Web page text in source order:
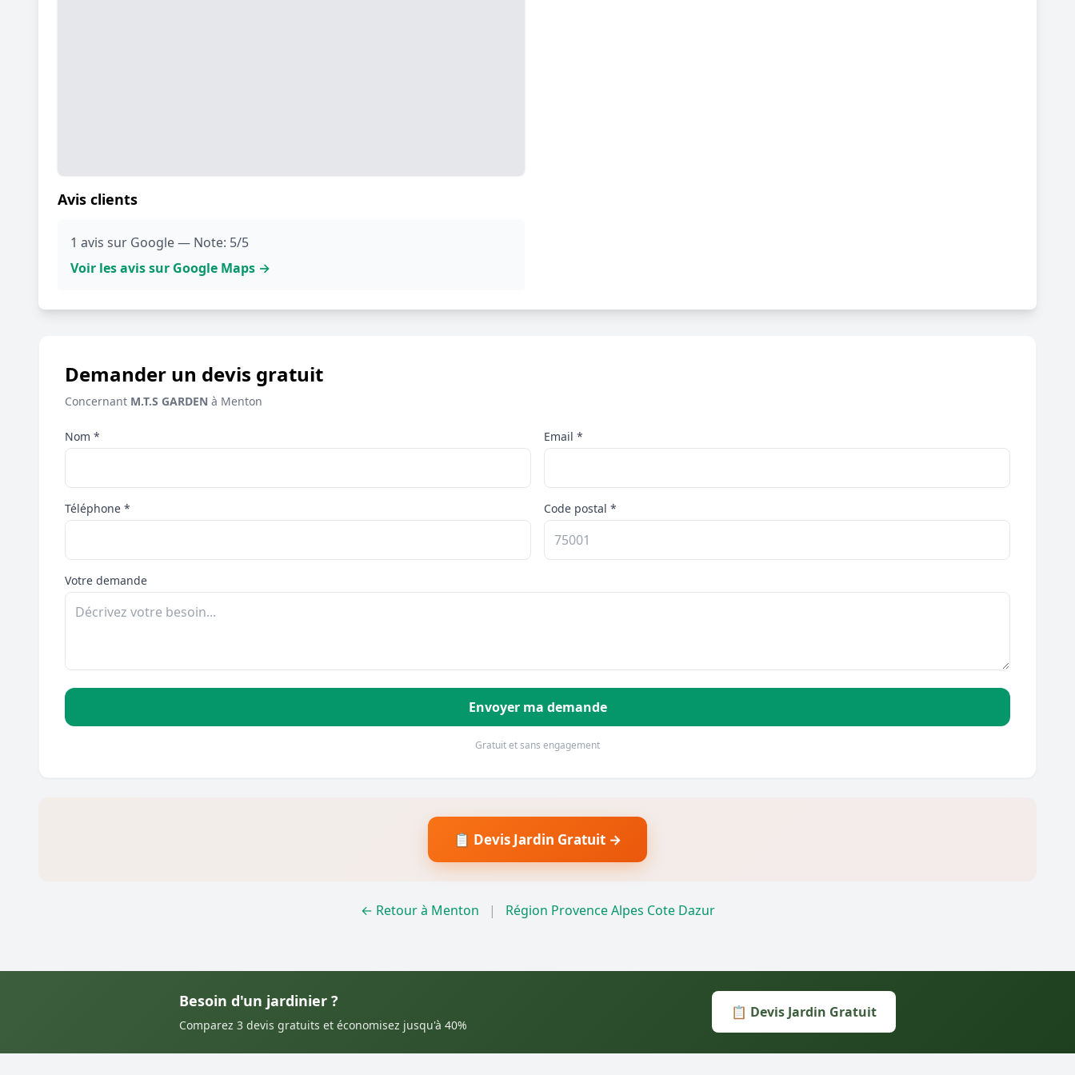
Avis clients
1 avis sur Google — Note: 5/5
Voir les avis sur Google Maps →
Demander un devis gratuit
Concernant M.T.S GARDEN à Menton
Nom * Email *
Téléphone * Code postal *
Votre demande
Envoyer ma demande
Gratuit et sans engagement
📋 Devis Jardin Gratuit →
← Retour à Menton | Région Provence Alpes Cote Dazur
Besoin d'un jardinier ?
Comparez 3 devis gratuits et économisez jusqu'à 40%
📋 Devis Jardin Gratuit